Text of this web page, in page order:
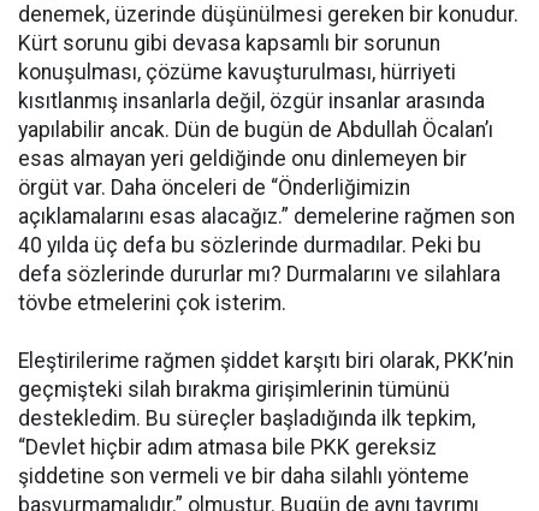
denemek, üzerinde düşünülmesi gereken bir konudur.
Kürt sorunu gibi devasa kapsamlı bir sorunun
konuşulması, çözüme kavuşturulması, hürriyeti
kısıtlanmış insanlarla değil, özgür insanlar arasında
yapılabilir ancak. Dün de bugün de Abdullah Öcalan’ı
esas almayan yeri geldiğinde onu dinlemeyen bir
örgüt var. Daha önceleri de “Önderliğimizin
açıklamalarını esas alacağız.” demelerine rağmen son
40 yılda üç defa bu sözlerinde durmadılar. Peki bu
defa sözlerinde dururlar mı? Durmalarını ve silahlara
tövbe etmelerini çok isterim.
Eleştirilerime rağmen şiddet karşıtı biri olarak, PKK’nin
geçmişteki silah bırakma girişimlerinin tümünü
destekledim. Bu süreçler başladığında ilk tepkim,
“Devlet hiçbir adım atmasa bile PKK gereksiz
şiddetine son vermeli ve bir daha silahlı yönteme
başvurmamalıdır.” olmuştur. Bugün de aynı tavrımı